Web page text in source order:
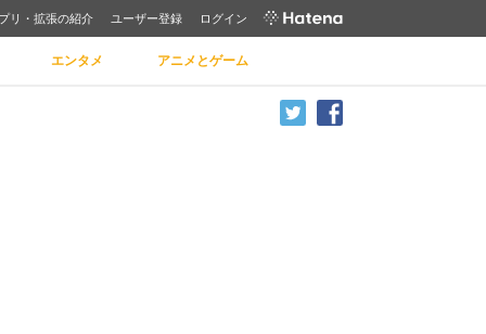
リ・拡張の紹介 ユーザー登録 ログイン
エンタメ アニメとゲーム